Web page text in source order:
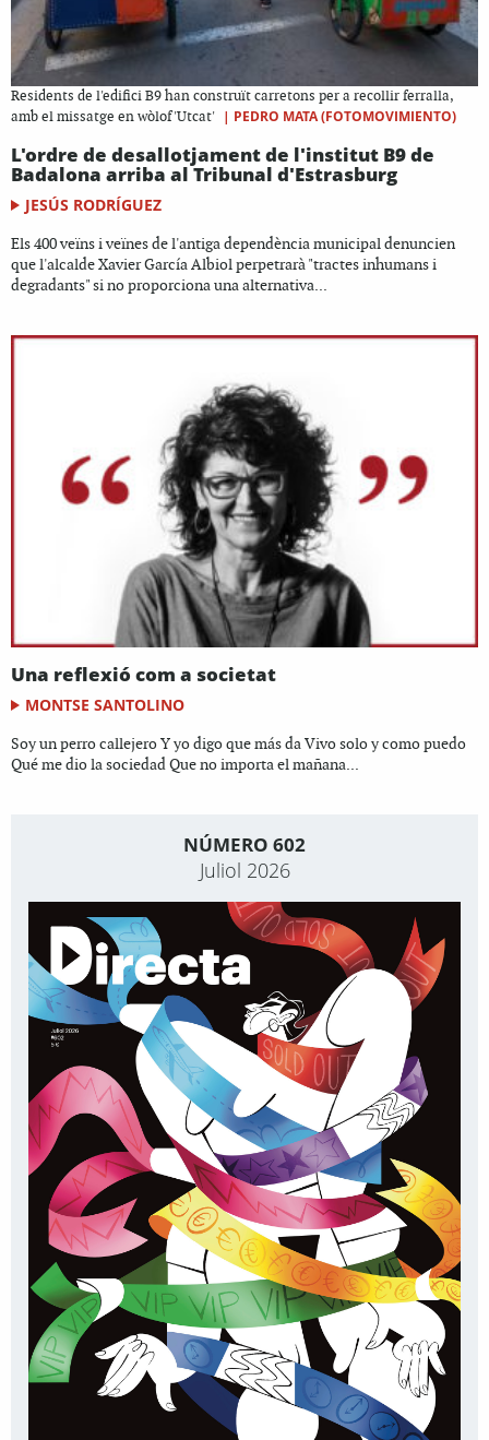
Residents de l'edifici B9 han construït carretons per a recollir ferralla,
amb el missatge en wòlof 'Utcat' | PEDRO MATA (FOTOMOVIMIENTO)
L'ordre de desallotjament de l'institut B9 de
Badalona arriba al Tribunal d'Estrasburg
JESÚS RODRÍGUEZ
Els 400 veïns i veïnes de l'antiga dependència municipal denuncien
que l'alcalde Xavier García Albiol perpetrarà "tractes inhumans i
degradants" si no proporciona una alternativa...
Una reflexió com a societat
MONTSE SANTOLINO
Soy un perro callejero Y yo digo que más da Vivo solo y como puedo
Qué me dio la sociedad Que no importa el mañana...
NÚMERO 602
Juliol 2026